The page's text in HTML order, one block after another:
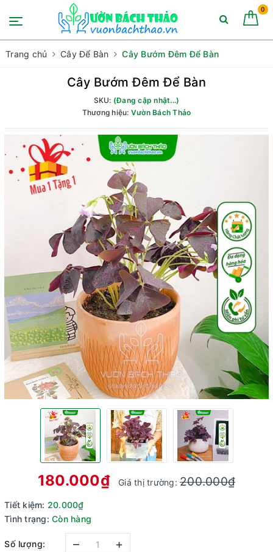
0
Trang chủ Cây Để Bàn Cây Bướm Đêm Để Bàn
Cây Bướm Đêm Để Bàn
SKU: (Đang cập nhật...)
Thương hiệu: Vườn Bách Thảo
180.000₫ Giá thị trường:200.000₫
Tiết kiệm: 20.000₫
Tình trạng: Còn hàng
Số lượng: – +